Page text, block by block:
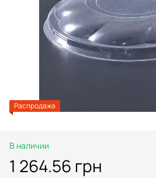
Распродажа
В наличии
1 264.56 грн